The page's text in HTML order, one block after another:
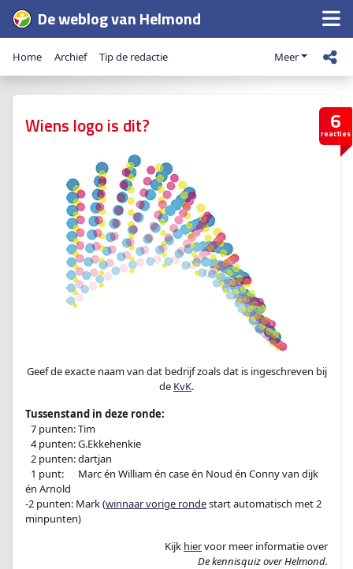
De weblog van Helmond
Home Archief Tip de redactie Meer
6
reacties
Wiens logo is dit?
Geef de exacte naam van dat bedrijf zoals dat is ingeschreven bij
de KvK.
Tussenstand in deze ronde:
7 punten: Tim
4 punten: G.Ekkehenkie
2 punten: dartjan
1 punt:
Marc én William én case én Noud én Conny van dijk
én Arnold
-2 punten: Mark (winnaar vorige rondestart automatisch met 2
minpunten)
Kijk hiervoor meer informatie over
De kennisquiz over Helmond.